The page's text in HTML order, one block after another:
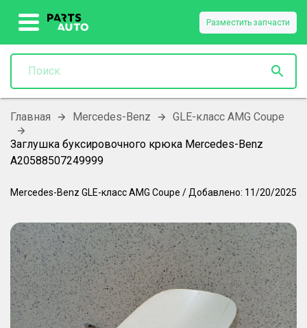
Разместить запчасти
Главная Mercedes-Benz GLE-класс AMG Coupe
Заглушка буксировочного крюка Mercedes-Benz
A20588507249999
Mercedes-Benz GLE-класс AMG Coupe / Добавлено: 11/20/2025